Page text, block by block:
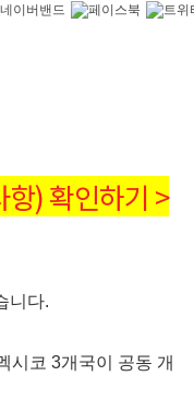
) 확인하기 >
니다.
시코 3개국이 공동 개